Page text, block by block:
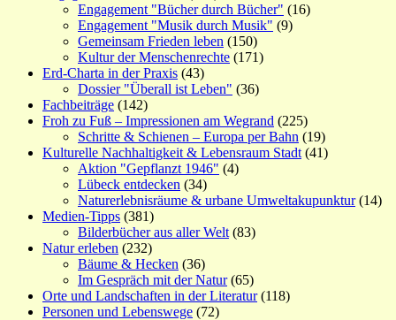
Engagement "Bücher durch Bücher" (16)
Engagement "Musik durch Musik" (9)
Gemeinsam Frieden leben (150)
Kultur der Menschenrechte (171)
Erd-Charta in der Praxis (43)
Dossier "Überall ist Leben" (36)
Fachbeiträge (142)
Froh zu Fuß – Impressionen am Wegrand (225)
Schritte & Schienen – Europa per Bahn (19)
Kulturelle Nachhaltigkeit & Lebensraum Stadt (41)
Aktion "Gepflanzt 1946" (4)
Lübeck entdecken (34)
Naturerlebnisräume & urbane Umweltakupunktur(14)
Medien-Tipps (381)
Bilderbücher aus aller Welt (83)
Natur erleben (232)
Bäume & Hecken (36)
Im Gespräch mit der Natur(65)
Orte und Landschaften in der Literatur(118)
Personen und Lebenswege (72)